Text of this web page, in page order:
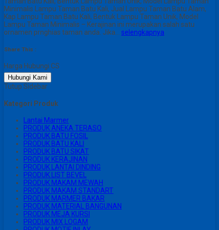
Minimalis Lampu Taman Batu Kali, Jual Lampu Taman Batu Alam,
Kap Lampu Taman Batu Kali, Bentuk Lampu Taman Unik, Model
Lampu Taman Minimalis – Kerajinan ini merupakan salah satu
ornamen prnghias taman anda. Jika… selengkapnya
Share This :
Harga Hubungi CS
Hubungi Kami
Tutup Sidebar
Kategori Produk
Lantai Marmer
PRODUK ANEKA TERASO
PRODUK BATU FOSIL
PRODUK BATU KALI
PRODUK BATU SIKAT
PRODUK KERAJINAN
PRODUK LANTAI DINDING
PRODUK LIST BEVEL
PRODUK MAKAM MEWAH
PRODUK MAKAM STANDART
PRODUK MARMER BAKAR
PRODUK MATERIAL BANGUNAN
PRODUK MEJA KURSI
PRODUK MIX LOGAM